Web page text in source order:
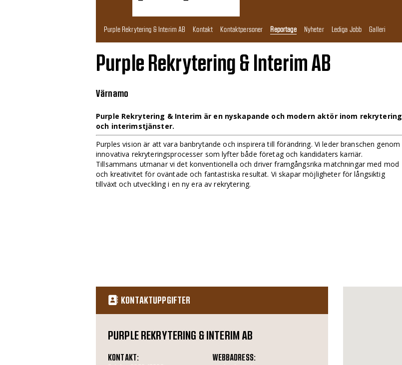
Purple Rekrytering & Interim AB Kontakt Kontaktpersoner Reportage Nyheter Lediga Jobb Galleri
Purple Rekrytering & Interim AB
Värnamo
Purple Rekrytering & Interim är en nyskapande och modern aktör inom rekrytering
och interimstjänster.
Purples vision är att vara banbrytande och inspirera till förändring. Vi leder branschen genom
innovativa rekryteringsprocesser som lyfter både företag och kandidaters karriär.
Tillsammans utmanar vi det konventionella och driver framgångsrika matchningar med mod
och kreativitet för oväntade och fantastiska resultat. Vi skapar möjligheter för långsiktig
tillväxt och utveckling i en ny era av rekrytering.
KONTAKTUPPGIFTER
PURPLE REKRYTERING & INTERIM AB
KONTAKT: WEBBADRESS: